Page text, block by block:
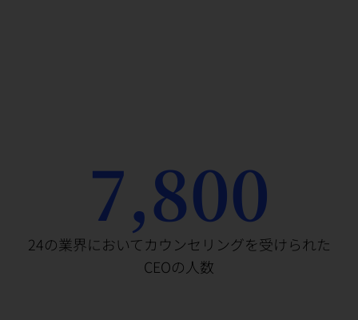
7,800
24の業界においてカウンセリングを受けられた
CEOの人数